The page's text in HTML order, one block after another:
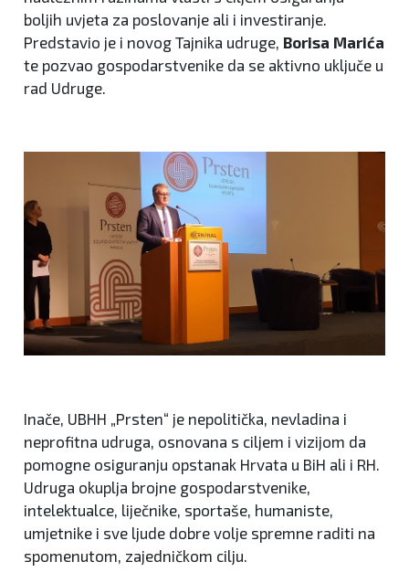
boljih uvjeta za poslovanje ali i investiranje.
Predstavio je i novog Tajnika udruge, Borisa Marića
te pozvao gospodarstvenike da se aktivno uključe u
rad Udruge.
Inače, UBHH „Prsten“ je nepolitička, nevladina i
neprofitna udruga, osnovana s ciljem i vizijom da
pomogne osiguranju opstanak Hrvata u BiH ali i RH.
Udruga okuplja brojne gospodarstvenike,
intelektualce, liječnike, sportaše, humaniste,
umjetnike i sve ljude dobre volje spremne raditi na
spomenutom, zajedničkom cilju.